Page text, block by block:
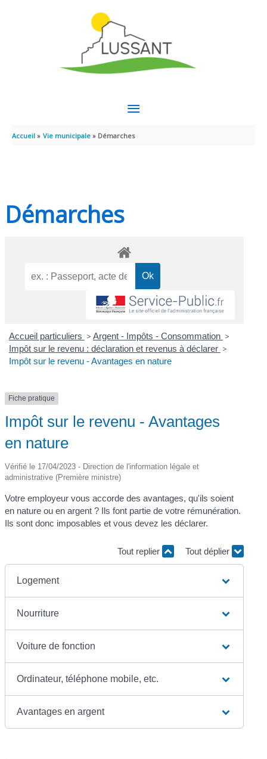
MENU
PRINCIPAL
Accueil Vie municipale Démarches
Démarches
Accueil particuliers > Argent - Impôts - Consommation >
Impôt sur le revenu : déclaration et revenus à déclarer >
Impôt sur le revenu - Avantages en nature
Fiche pratique
Impôt sur le revenu - Avantages
en nature
Vérifié le 17/04/2023 - Direction de l'information légale et
administrative (Première ministre)
Votre employeur vous accorde des avantages, qu'ils soient
en nature ou en argent ? Ils font partie de votre rémunération.
Ils sont donc imposables et vous devez les déclarer.
Tout replier Tout déplier
Logement
Nourriture
Voiture de fonction
Ordinateur, téléphone mobile, etc.
Avantages en argent